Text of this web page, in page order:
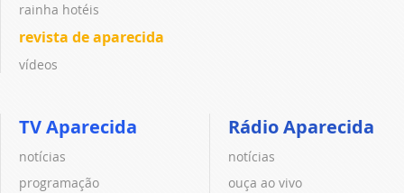
rainha hotéis
revista de aparecida
vídeos
TV Aparecida
notícias
programação
Rádio Aparecida
notícias
ouça ao vivo